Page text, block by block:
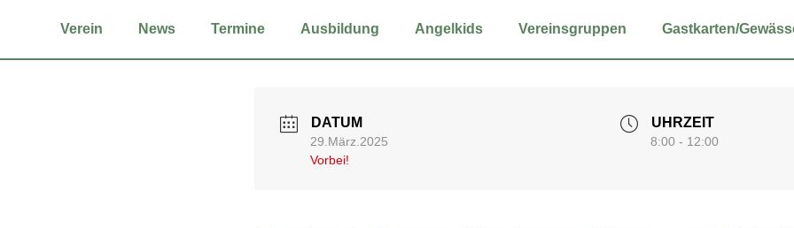
Ver­ein News Ter­mi­ne Aus­bil­dung Angel­kids Ver­eins­grup­pen Gastkarten/
DATUM
29.März.2025
Vorbei!
UHRZEIT
8:00 - 12:00